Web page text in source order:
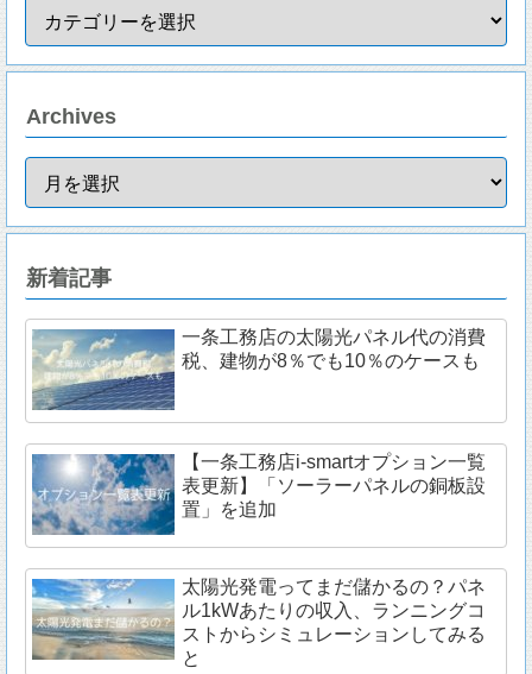
Archives
新着記事
一条工務店の太陽光パネル代の消費
税、建物が8％でも10％のケースも
【一条工務店i-smartオプション一覧
表更新】「ソーラーパネルの銅板設
置」を追加
太陽光発電ってまだ儲かるの？パネ
ル1kWあたりの収入、ランニングコ
ストからシミュレーションしてみる
と